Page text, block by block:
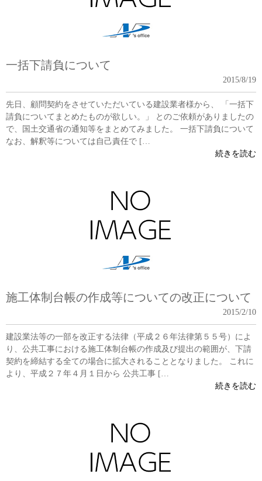
一括下請負について
2015/8/19
先日、顧問契約をさせていただいている建設業者様から、 「一括下
請負についてまとめたものが欲しい。」 とのご依頼がありましたの
で、国土交通省の通知等をまとめてみました。 一括下請負について
なお、解釈等については自己責任で […
続きを読む
施工体制台帳の作成等についての改正について
2015/2/10
建設業法等の一部を改正する法律（平成２６年法律第５５号）によ
り、公共工事における施工体制台帳の作成及び提出の範囲が、下請
契約を締結する全ての場合に拡大されることとなりました。 これに
より、平成２７年４月１日から 公共工事 […
続きを読む